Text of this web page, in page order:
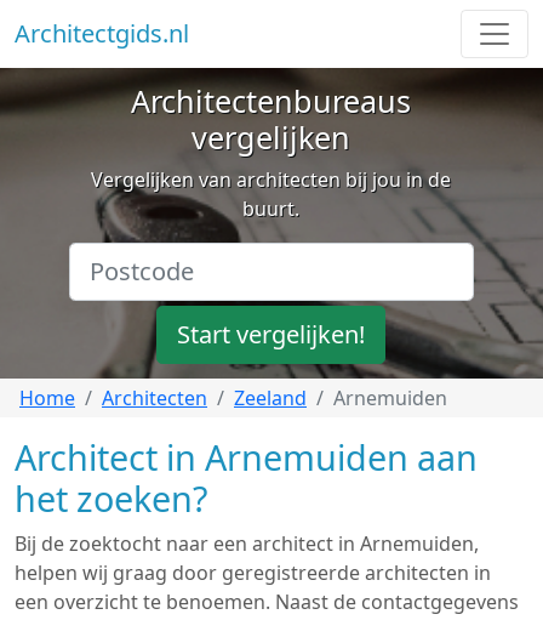
Architectgids.nl
Architectenbureaus
vergelijken
Vergelijken van architecten bij jou in de
buurt.
Start vergelijken!
Home Architecten Zeeland Arnemuiden
Architect in Arnemuiden aan
het zoeken?
Bij de zoektocht naar een architect in Arnemuiden,
helpen wij graag door geregistreerde architecten in
een overzicht te benoemen. Naast de contactgegevens